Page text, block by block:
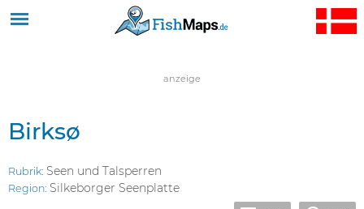
Jump to navigation
anzeige
Birksø
Rubrik: Seen und Talsperren
Region: Silkeborger Seenplatte